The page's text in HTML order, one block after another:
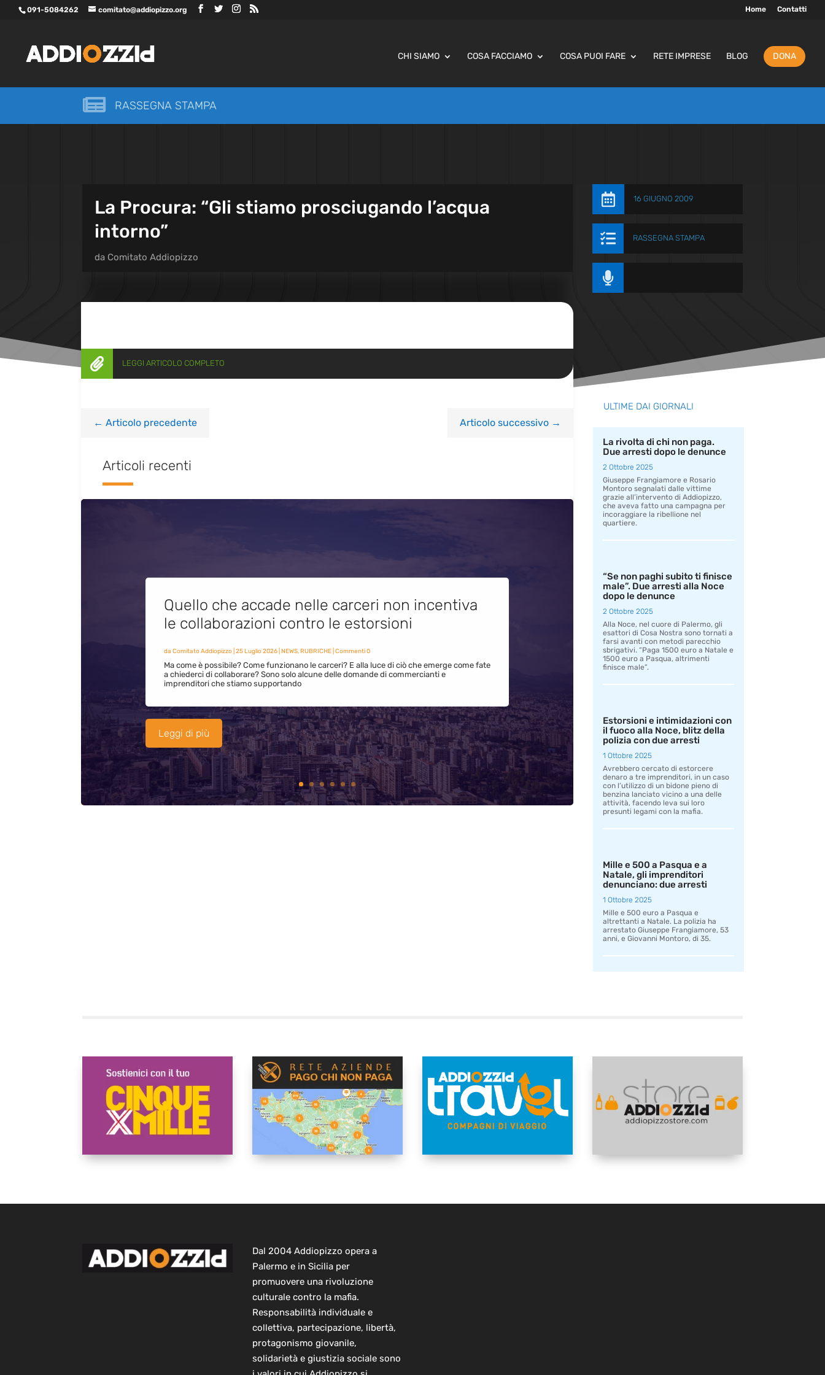
091-5084262 comitato@addiopizzo.org Home Contatti
CHI SIAMO COSA FACCIAMO COSA PUOI FARE RETE IMPRESE BLOG DONA
 RASSEGNA STAMPA
La Procura: “Gli stiamo prosciugando l’acqua
intorno”
da Comitato Addiopizzo
 16 GIUGNO 2009
 RASSEGNA STAMPA

 LEGGI ARTICOLO COMPLETO
← Articolo precedente Articolo successivo→
Articoli recenti
Quello che accade nelle carceri non incentiva
le collaborazioni contro le estorsioni
da Comitato Addiopizzo| 25 Luglio 2026| NEWS,RUBRICHE| Commenti 0
Ma come è possibile? Come funzionano le carceri? E alla luce di ciò che emerge come fate
a chiederci di collaborare? Sono solo alcune delle domande di commercianti e
imprenditori che stiamo supportando
Leggi di più
ULTIME DAI GIORNALI
La rivolta di chi non paga.
Due arresti dopo le denunce
2 Ottobre 2025
Giuseppe Frangiamore e Rosario
Montoro segnalati dalle vittime
grazie all’intervento di Addiopizzo,
che aveva fatto una campagna per
incoraggiare la ribellione nel
quartiere.
“Se non paghi subito ti finisce
male”. Due arresti alla Noce
dopo le denunce
2 Ottobre 2025
Alla Noce, nel cuore di Palermo, gli
esattori di Cosa Nostra sono tornati a
farsi avanti con metodi parecchio
sbrigativi. “Paga 1500 euro a Natale e
1500 euro a Pasqua, altrimenti
finisce male”.
Estorsioni e intimidazioni con
il fuoco alla Noce, blitz della
polizia con due arresti
1 Ottobre 2025
Avrebbero cercato di estorcere
denaro a tre imprenditori, in un caso
con l’utilizzo di un bidone pieno di
benzina lanciato vicino a una delle
attività, facendo leva sui loro
presunti legami con la mafia.
Mille e 500 a Pasqua e a
Natale, gli imprenditori
denunciano: due arresti
1 Ottobre 2025
Mille e 500 euro a Pasqua e
altrettanti a Natale. La polizia ha
arrestato Giuseppe Frangiamore, 53
anni, e Giovanni Montoro, di 35.
Dal 2004 Addiopizzo opera a
Palermo e in Sicilia per
promuovere una rivoluzione
culturale contro la mafia.
Responsabilità individuale e
collettiva, partecipazione, libertà,
protagonismo giovanile,
solidarietà e giustizia sociale sono